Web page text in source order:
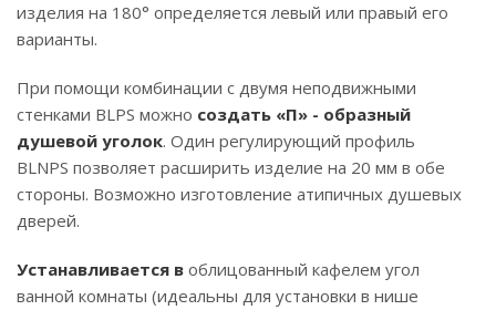
изделия на 180° определяется левый или правый его
варианты.
При помощи комбинации с двумя неподвижными
стенками BLPS можно создать «П» - образный
душевой уголок. Один регулирующий профиль
BLNPS позволяет расширить изделие на 20 мм в обе
стороны. Возможно изготовление атипичных душевых
дверей.
Устанавливается в облицованный кафелем угол
ванной комнаты (идеальны для установки в нише